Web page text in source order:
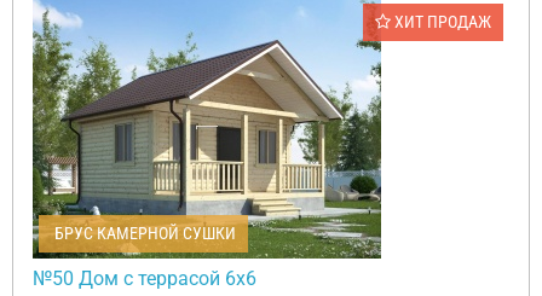
ХИТ ПРОДАЖ
БРУС КАМЕРНОЙ СУШКИ
№50 Дом с террасой 6х6